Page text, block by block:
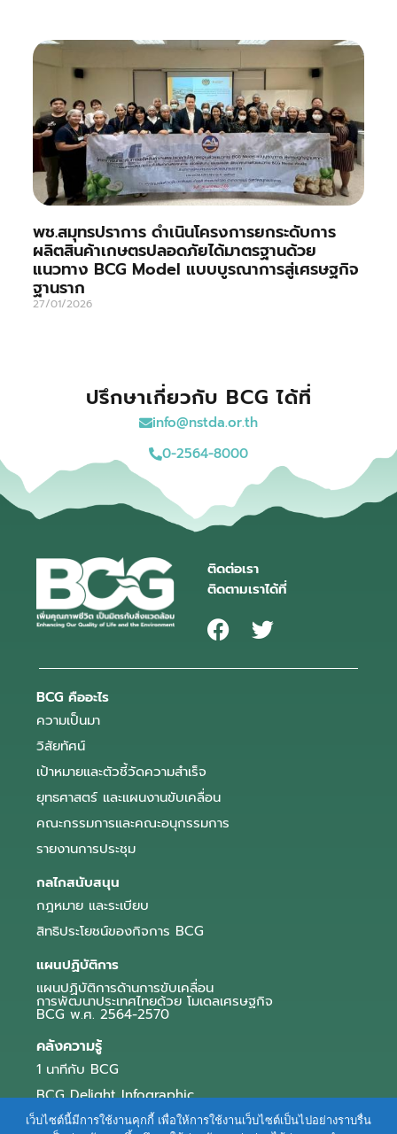
พช.สมุทรปราการ ดำเนินโครงการยกระดับการ
ผลิตสินค้าเกษตรปลอดภัยได้มาตรฐานด้วย
แนวทาง BCG Model แบบบูรณาการสู่เศรษฐกิจ
ฐานราก
27/01/2026
ปรึกษาเกี่ยวกับ BCG ได้ที่
info@nstda.or.th
0-2564-8000
ติดต่อเรา
ติดตามเราได้ที่
BCG คืออะไร
ความเป็นมา
วิสัยทัศน์
เป้าหมายและตัวชี้วัดความสำเร็จ
ยุทธศาสตร์ และแผนงานขับเคลื่อน
คณะกรรมการและคณะอนุกรรมการ
รายงานการประชุม
กลไกสนับสนุน
กฎหมาย และระเบียบ
สิทธิประโยชน์ของกิจการ BCG
แผนปฏิบัติการ
แผนปฏิบัติการด้านการขับเคลื่อน
การพัฒนาประเทศไทยด้วย โมเดลเศรษฐกิจ
BCG พ.ศ. 2564-2570
คลังความรู้
1 นาทีกับ BCG
BCG Delight Infographic
สื่อประชาสัมพันธ์
เว็บไซต์นี้มีการใช้งานคุกกี้ เพื่อให้การใช้งานเว็บไซต์เป็นไปอย่างราบรื่น